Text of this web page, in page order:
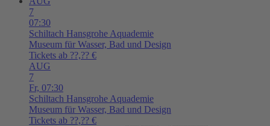
7
07:30
Schiltach Hansgrohe Aquademie
Museum für Wasser, Bad und Design
Tickets ab ??,?? €
AUG
7
Fr, 07:30
Schiltach Hansgrohe Aquademie
Museum für Wasser, Bad und Design
Tickets ab ??,?? €